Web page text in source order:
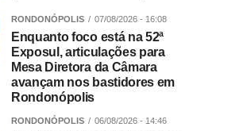
RONDONÓPOLIS 07/08/2026 - 16:08
Enquanto foco está na 52ª
Exposul, articulações para
Mesa Diretora da Câmara
avançam nos bastidores em
Rondonópolis
RONDONÓPOLIS 06/08/2026 - 14:46